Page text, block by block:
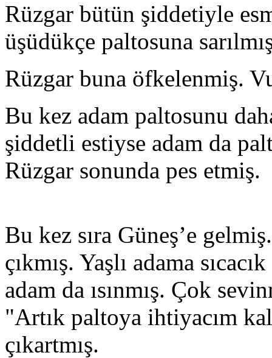
Rüzgar bütün şiddetiyle
üşüdükçe paltosuna
Rüzgar buna öfkelenmiş.
Bu kez adam paltosunu
şiddetli estiyse adam da
Rüzgar sonunda pes etmiş.
Bu kez sıra Güneş’e
çıkmış. Yaşlı adama
adam da ısınmış. Çok
"Artık paltoya ihtiyacım
çıkartmış.